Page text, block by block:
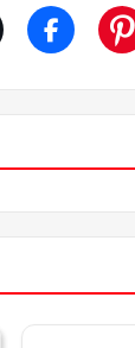
ihn in dieser